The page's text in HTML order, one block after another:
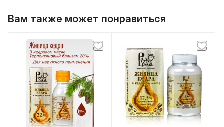
Вам также может понравиться